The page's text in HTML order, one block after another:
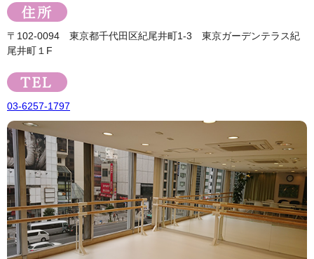
〒102-0094 東京都千代田区紀尾井町1-3 東京ガーデンテラス紀
尾井町１F
03-6257-1797